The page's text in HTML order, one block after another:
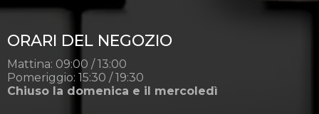
ORARI DEL NEGOZIO
Mattina: 09:00 / 13:00
Pomeriggio: 15:30 / 19:30
Chiuso la domenica e il mercoledì